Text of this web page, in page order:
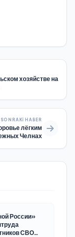
хозяйстве на
SONRAKI HABER
лёгким
Челнах
России»
СВО